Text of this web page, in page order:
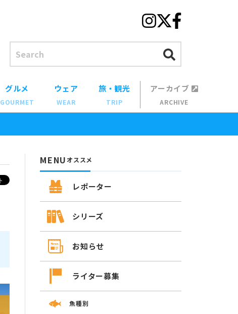
グルメ
GOURMET
ウェア
WEAR
旅・観光
TRIP
アーカイブ
ARCHIVE
MENUオススメ
レポーター
シリーズ
お知らせ
ライター募集
魚種別